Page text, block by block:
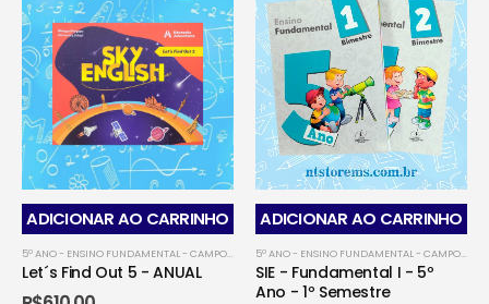
ADICIONAR AO CARRINHO
5º ANO - ENSINO FUNDAMENTAL - CAMPO GRANDENSE ,5º ANO - ENSINO FUNDAMENTAL -
Let´s Find Out 5 - ANUAL
ADICIONAR AO CARRINHO
5º ANO - ENSINO FUNDAMENTAL - CAMPO GRANDENSE
SIE - Fundamental I - 5º
Ano - 1º Semestre